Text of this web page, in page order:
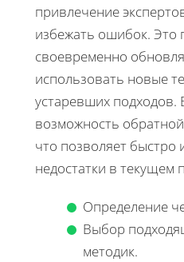
привлечение
избежать ошибок. Это
своевременно
использовать новые
устаревших подходов.
возможность
что позволяет быстро
недостатки в текущем
Определение
Выбор
методик.